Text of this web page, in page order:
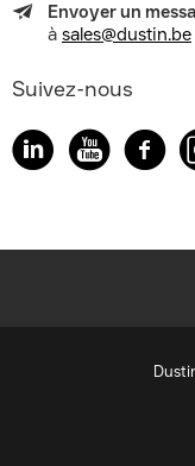
Envoyer un
à sales@dustin.be
Suivez-nous